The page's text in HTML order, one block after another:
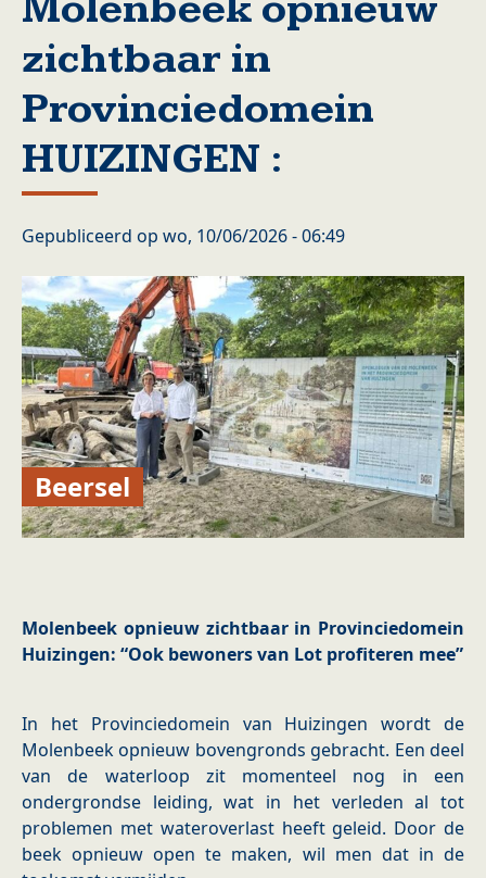
zichtbaar in
Provinciedomein
HUIZINGEN :
Gepubliceerd op wo, 10/06/2026 - 06:49
Beersel
Molenbeek opnieuw zichtbaar in Provinciedomein
Huizingen: “Ook bewoners van Lot profiteren mee”
In het Provinciedomein van Huizingen wordt de
Molenbeek opnieuw bovengronds gebracht. Een deel
van de waterloop zit momenteel nog in een
ondergrondse leiding, wat in het verleden al tot
problemen met wateroverlast heeft geleid. Door de
beek opnieuw open te maken, wil men dat in de